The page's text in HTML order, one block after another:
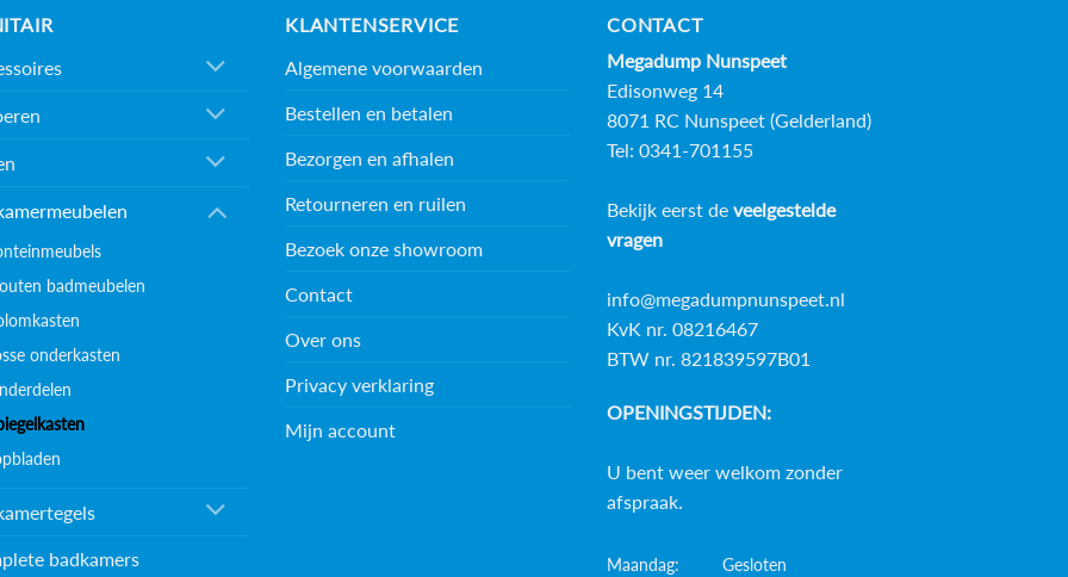
gekozen
op
badmeubelen
onderkasten
badkamers
KLANTENSERVICE
Algemene voorwaarden
Bestellen en betalen
Bezorgen en afhalen
Retourneren en ruilen
Bezoek onze showroom
Contact
Over ons
Privacy verklaring
Mijn account
CONTACT
Megadump Nunspeet
Edisonweg 14
8071 RC Nunspeet (Gelderland)
Tel: 0341-701155
Bekijk eerst de veelgestelde
vragen
info@megadumpnunspeet.nl
KvK nr. 08216467
BTW nr. 821839597B01
OPENINGSTIJDEN:
U bent weer welkom zonder
afspraak.
Maandag:
Gesloten